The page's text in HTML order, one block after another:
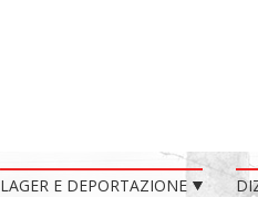
LAGER E DEPORTAZIONE